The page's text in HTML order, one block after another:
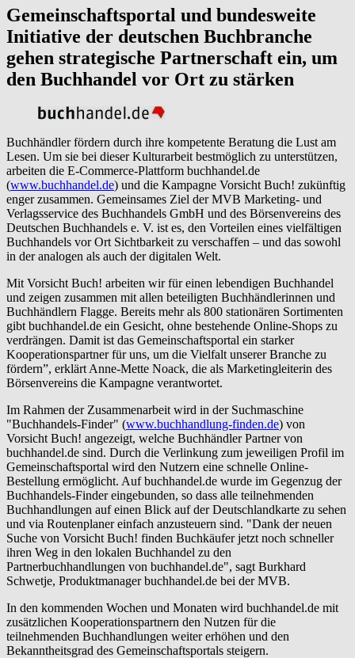
Gemeinschaftsportal und bundesweite
Initiative der deutschen Buchbranche
gehen strategische Partnerschaft ein, um
den Buchhandel vor Ort zu stärken
Buchhändler fördern durch ihre kompetente Beratung die Lust am
Lesen. Um sie bei dieser Kulturarbeit bestmöglich zu unterstützen,
arbeiten die E-Commerce-Plattform buchhandel.de
(www.buchhandel.de) und die Kampagne Vorsicht Buch! zukünftig
enger zusammen. Gemeinsames Ziel der MVB Marketing- und
Verlagsservice des Buchhandels GmbH und des Börsenvereins des
Deutschen Buchhandels e. V. ist es, den Vorteilen eines vielfältigen
Buchhandels vor Ort Sichtbarkeit zu verschaffen – und das sowohl
in der analogen als auch der digitalen Welt.
Mit Vorsicht Buch! arbeiten wir für einen lebendigen Buchhandel
und zeigen zusammen mit allen beteiligten Buchhändlerinnen und
Buchhändlern Flagge. Bereits mehr als 800 stationären Sortimenten
gibt buchhandel.de ein Gesicht, ohne bestehende Online-Shops zu
verdrängen. Damit ist das Gemeinschaftsportal ein starker
Kooperationspartner für uns, um die Vielfalt unserer Branche zu
fördern”, erklärt Anne-Mette Noack, die als Marketingleiterin des
Börsenvereins die Kampagne verantwortet.
Im Rahmen der Zusammenarbeit wird in der Suchmaschine
"Buchhandels-Finder" (www.buchhandlung-finden.de) von
Vorsicht Buch! angezeigt, welche Buchhändler Partner von
buchhandel.de sind. Durch die Verlinkung zum jeweiligen Profil im
Gemeinschaftsportal wird den Nutzern eine schnelle Online-
Bestellung ermöglicht. Auf buchhandel.de wurde im Gegenzug der
Buchhandels-Finder eingebunden, so dass alle teilnehmenden
Buchhandlungen auf einen Blick auf der Deutschlandkarte zu sehen
und via Routenplaner einfach anzusteuern sind. "Dank der neuen
Suche von Vorsicht Buch! finden Buchkäufer jetzt noch schneller
ihren Weg in den lokalen Buchhandel zu den
Partnerbuchhandlungen von buchhandel.de", sagt Burkhard
Schwetje, Produktmanager buchhandel.de bei der MVB.
In den kommenden Wochen und Monaten wird buchhandel.de mit
zusätzlichen Kooperationspartnern den Nutzen für die
teilnehmenden Buchhandlungen weiter erhöhen und den
Bekanntheitsgrad des Gemeinschaftsportals steigern.